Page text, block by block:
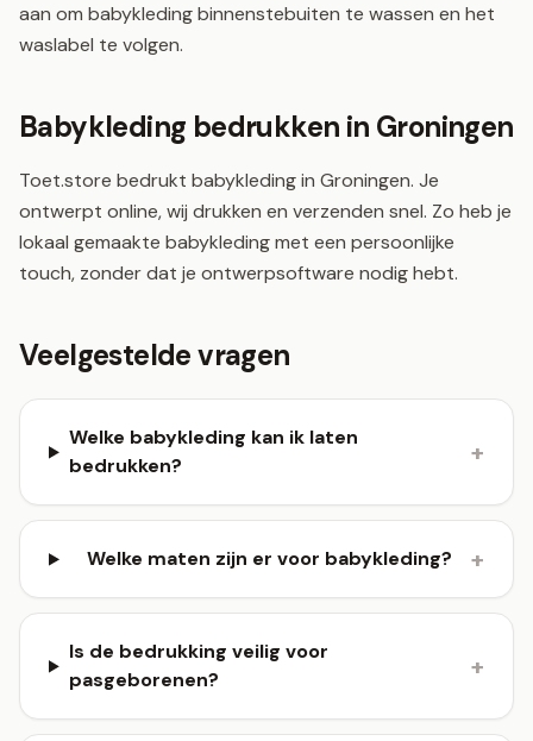
aan om babykleding binnenstebuiten te wassen en het
waslabel te volgen.
Babykleding bedrukken in Groningen
Toet.store bedrukt babykleding in Groningen. Je
ontwerpt online, wij drukken en verzenden snel. Zo heb je
lokaal gemaakte babykleding met een persoonlijke
touch, zonder dat je ontwerpsoftware nodig hebt.
Veelgestelde vragen
Welke babykleding kan ik laten
bedrukken?
+
Welke maten zijn er voor babykleding? +
Is de bedrukking veilig voor
pasgeborenen?
+